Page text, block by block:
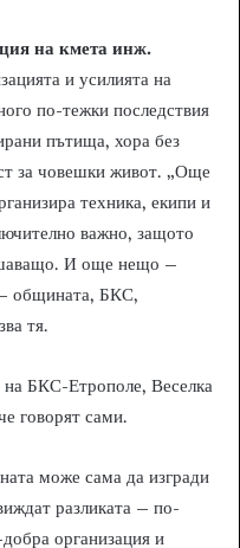
на кмета инж.
и усилията на
по-тежки последствия
пътища, хора без
за човешки живот. „Още
техника, екипи и
важно, защото
И още нещо –
общината, БКС,
тя.
на БКС-Етрополе, Веселка
говорят сами.
може сама да изгради
разликата – по-
организация и